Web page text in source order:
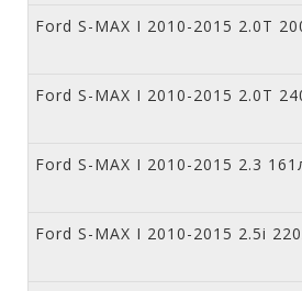
Ford S-MAX I 2010-2015 2.0T
Ford S-MAX I 2010-2015 2.0T
Ford S-MAX I 2010-2015 2.3
Ford S-MAX I 2010-2015 2.5i